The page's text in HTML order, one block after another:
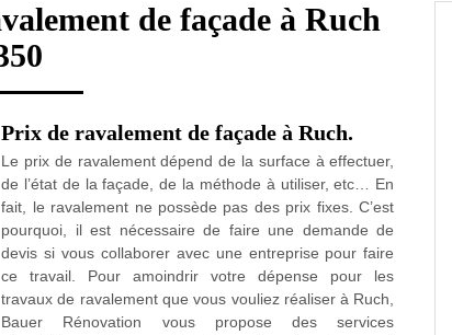
de façade à Ruch
Prix de ravalement de façade à Ruch.
Le prix de ravalement dépend de la surface à effectuer,
de l’état de la façade, de la méthode à utiliser, etc… En
fait, le ravalement ne possède pas des prix fixes. C’est
pourquoi, il est nécessaire de faire une demande de
devis si vous collaborer avec une entreprise pour faire
ce travail. Pour amoindrir votre dépense pour les
travaux de ravalement que vous vouliez réaliser à Ruch,
Bauer Rénovation vous propose des services